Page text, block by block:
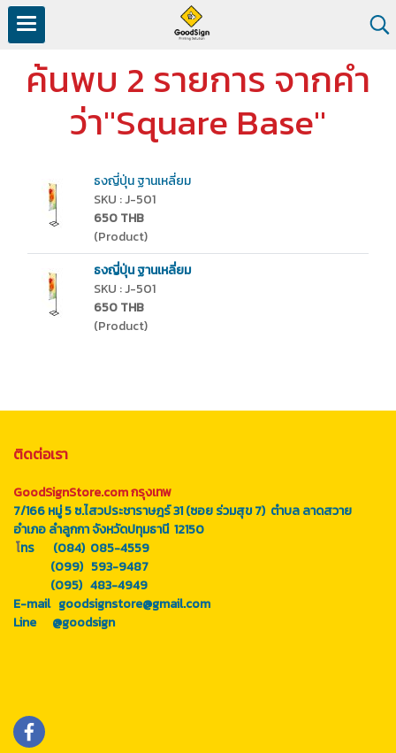
ค้นพบ 2 รายการ จากคำ
ว่า"Square Base"
ธงญี่ปุ่น ฐานเหลี่ยม
SKU : J-501
650 THB
(Product)
ธงญี่ปุ่น ฐานเหลี่ยม
SKU : J-501
650 THB
(Product)
ติดต่อเรา
GoodSignStore.com กรุงเทพ
7/166 หมู่ 5 ซ.ไสวประชาราษฎร์ 31 (ซอย ร่วมสุข 7) ตำบล ลาดสวาย
อำเภอ ลำลูกกา จังหวัดปทุมธานี 12150
โทร (084) 085-4559
(099) 593-9487
(095) 483-4949
E-mail goodsignstore@gmail.com
Line @goodsign